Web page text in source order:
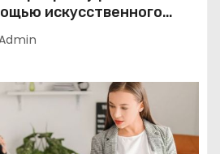
искусственного